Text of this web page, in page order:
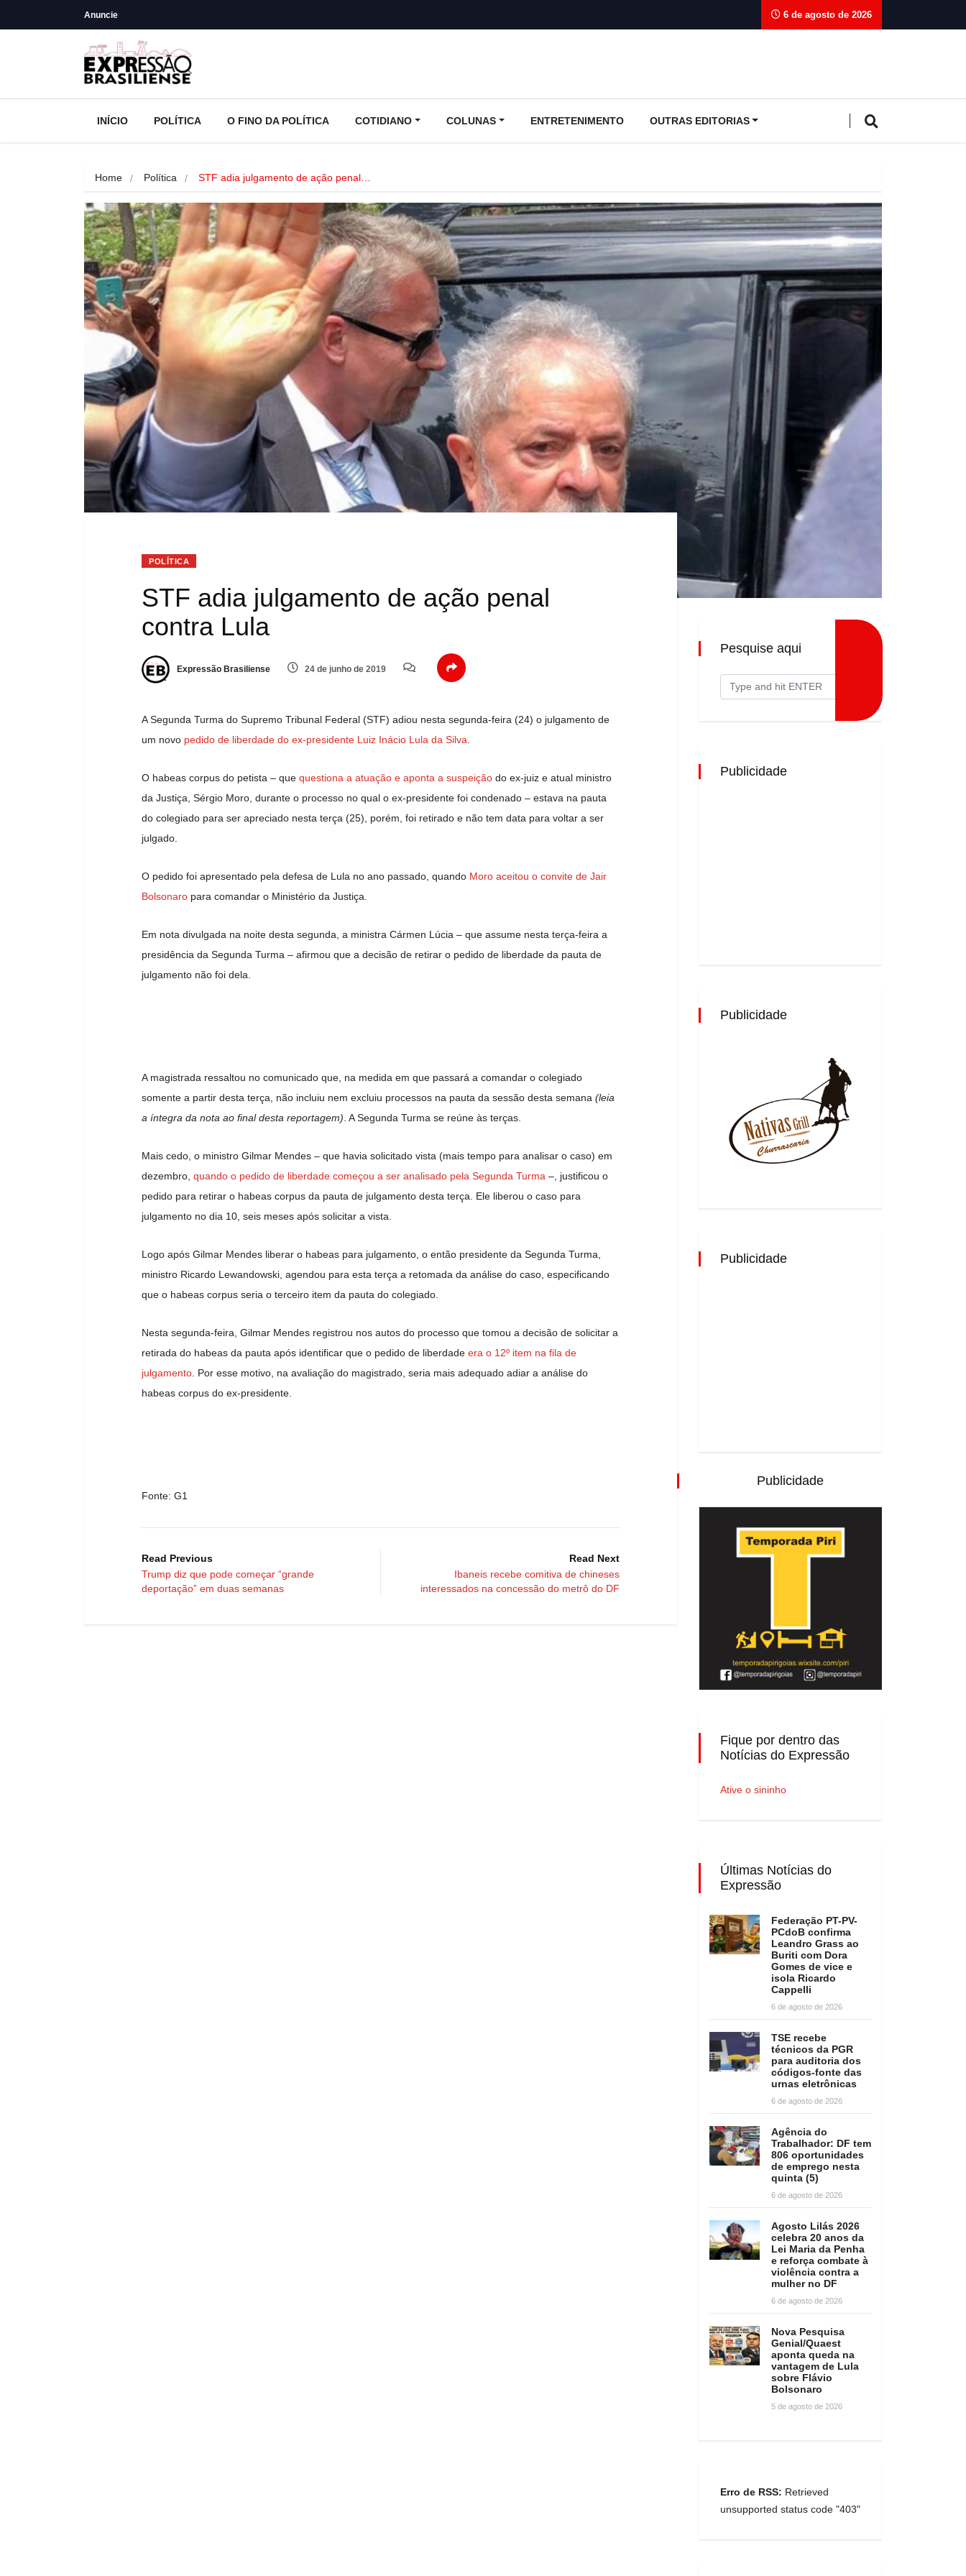
Anuncie 6 de agosto de 2026
INÍCIO POLÍTICA O FINO DA POLÍTICA COTIDIANO COLUNAS ENTRETENIMENTO OUTRAS EDITORIAS
Home Política STF adia julgamento de ação penal…
POLÍTICA
STF adia julgamento de ação penal
contra Lula
Expressão Brasiliense 24 de junho de 2019
A Segunda Turma do Supremo Tribunal Federal (STF) adiou nesta segunda-feira (24) o julgamento de
um novo pedido de liberdade do ex-presidente Luiz Inácio Lula da Silva
O habeas corpus do petista – que questiona a atuação e aponta a suspeição do ex-juiz e atual ministro
da Justiça, Sérgio Moro, durante o processo no qual o ex-presidente foi condenado – estava na pauta
do colegiado para ser apreciado nesta terça (25), porém, foi retirado e não tem data para voltar a ser
julgado.
O pedido foi apresentado pela defesa de Lula no ano passado, quando Moro aceitou o convite de Jair
Bolsonaro para comandar o Ministério da Justiça.
Em nota divulgada na noite desta segunda, a ministra Cármen Lúcia – que assume nesta terça-feira a
presidência da Segunda Turma – afirmou que a decisão de retirar o pedido de liberdade da pauta de
julgamento não foi dela.
A magistrada ressaltou no comunicado que, na medida em que passará a comandar o colegiado
somente a partir desta terça, não incluiu nem excluiu processos na pauta da sessão desta semana (leia
a íntegra da nota ao final desta reportagem) . A Segunda Turma se reúne às terças.
Mais cedo, o ministro Gilmar Mendes – que havia solicitado vista (mais tempo para analisar o caso) em
dezembro, quando o pedido de liberdade começou a ser analisado pela Segunda Turma –, justificou o
pedido para retirar o habeas corpus da pauta de julgamento desta terça. Ele liberou o caso para
julgamento no dia 10, seis meses após solicitar a vista.
Logo após Gilmar Mendes liberar o habeas para julgamento, o então presidente da Segunda Turma,
ministro Ricardo Lewandowski, agendou para esta terça a retomada da análise do caso, especificando
que o habeas corpus seria o terceiro item da pauta do colegiado.
Nesta segunda-feira, Gilmar Mendes registrou nos autos do processo que tomou a decisão de solicitar a
retirada do habeas da pauta após identificar que o pedido de liberdade era o 12º item na fila de
julgamento . Por esse motivo, na avaliação do magistrado, seria mais adequado adiar a análise do
habeas corpus do ex-presidente.
Fonte: G1
Read Previous
Trump diz que pode começar “grande
deportação” em duas semanas
Read Next
Ibaneis recebe comitiva de chineses
interessados na concessão do metrô do DF
Pesquise aqui
Publicidade
Publicidade
Publicidade
Publicidade
Fique por dentro das
Notícias do Expressão
Ative o sininho
Últimas Notícias do
Expressão
Federação PT-PV-
PCdoB confirma
Leandro Grass ao
Buriti com Dora
Gomes de vice e
isola Ricardo
Cappelli
6 de agosto de 2026
TSE recebe
técnicos da PGR
para auditoria dos
códigos-fonte das
urnas eletrônicas
6 de agosto de 2026
Agência do
Trabalhador: DF tem
806 oportunidades
de emprego nesta
quinta (5)
6 de agosto de 2026
Agosto Lilás 2026
celebra 20 anos da
Lei Maria da Penha
e reforça combate à
violência contra a
mulher no DF
6 de agosto de 2026
Nova Pesquisa
Genial/Quaest
aponta queda na
vantagem de Lula
sobre Flávio
Bolsonaro
5 de agosto de 2026
Erro de RSS: Retrieved
unsupported status code "403"